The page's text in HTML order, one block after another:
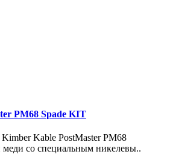
PM68 Spade KIT
Kable PostMaster PM68
меди со специальным никелевы..